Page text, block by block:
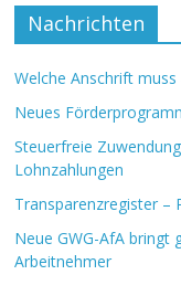
Nachrichten
Welche Anschrift
Neues
Steuerfreie
Lohnzahlungen
Transparenzregister –
Neue GWG-AfA bringt
Arbeitnehmer